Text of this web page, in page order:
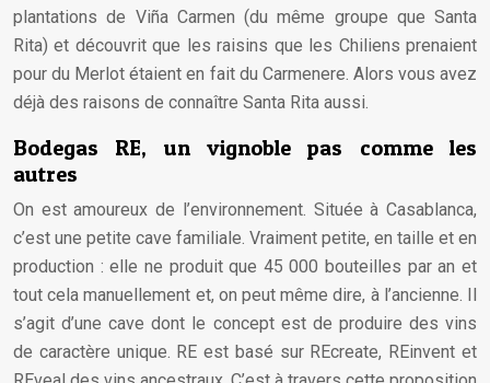
plantations de Viña Carmen (du même groupe que Santa
Rita) et découvrit que les raisins que les Chiliens prenaient
pour du Merlot étaient en fait du Carmenere. Alors vous avez
déjà des raisons de connaître Santa Rita aussi.
Bodegas RE, un vignoble pas comme les
autres
On est amoureux de l’environnement. Située à Casablanca,
c’est une petite cave familiale. Vraiment petite, en taille et en
production : elle ne produit que 45 000 bouteilles par an et
tout cela manuellement et, on peut même dire, à l’ancienne. Il
s’agit d’une cave dont le concept est de produire des vins
de caractère unique. RE est basé sur REcreate, REinvent et